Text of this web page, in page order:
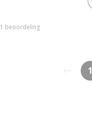
1 beoordeling
1